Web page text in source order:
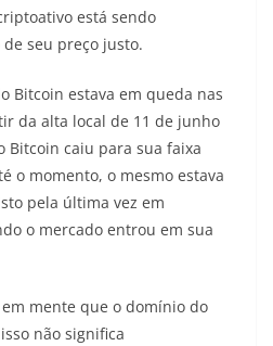
está sendo
seu preço justo.
Bitcoin estava em queda nas
da alta local de 11 de junho
Bitcoin caiu para sua faixa
o momento, o mesmo estava
pela última vez em
o mercado entrou em sua
mente que o domínio do
não significa